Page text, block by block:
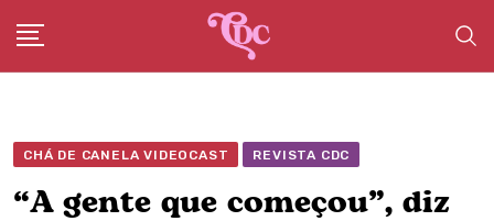
content
CHÁ DE CANELA VIDEOCAST REVISTA CDC
“A gente que começou”, diz